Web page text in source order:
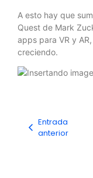
A esto hay que
Quest de Mark
apps para VR y
creciendo.
Entrada
anterior